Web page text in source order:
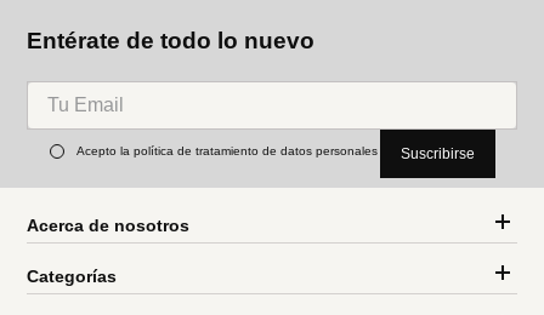
Entérate de todo lo nuevo
Acepto la política de tratamiento de datos personales Suscribirse
Acerca de nosotros
Categorías